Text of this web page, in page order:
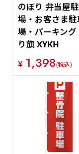
のぼり 弁当屋
場・お客さま駐
場・パーキング
り旗 XYKH
¥ 1,398(税込)